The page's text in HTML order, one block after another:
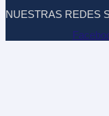
NUESTRAS REDES